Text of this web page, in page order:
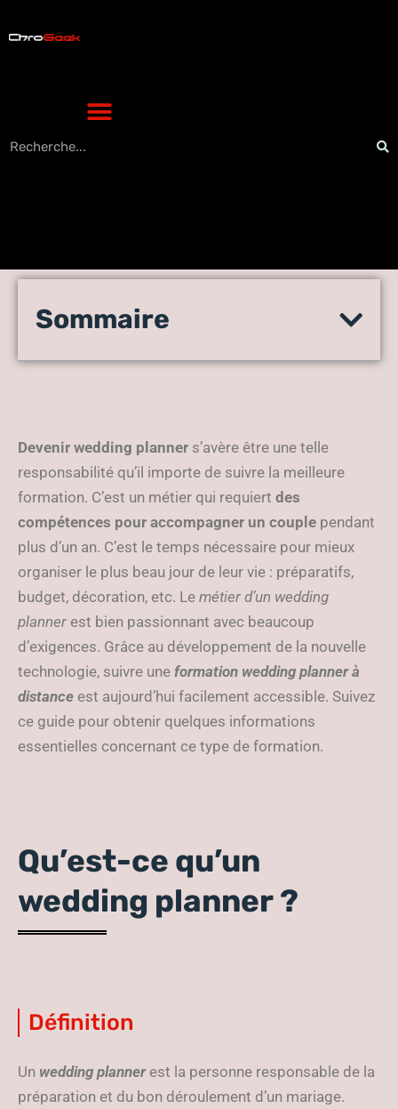
Devenir wedding planner
formations mariage en ligne
Sommaire
Devenir wedding planner s’avère être une telle
responsabilité qu’il importe de suivre la meilleure
formation. C’est un métier qui requiert des
compétences pour accompagner un couple pendant
plus d’un an. C’est le temps nécessaire pour mieux
organiser le plus beau jour de leur vie : préparatifs,
budget, décoration, etc. Le métier d’un wedding
planner est bien passionnant avec beaucoup
d’exigences. Grâce au développement de la nouvelle
technologie, suivre une formation wedding planner à
distance est aujourd’hui facilement accessible. Suivez
ce guide pour obtenir quelques informations
essentielles concernant ce type de formation.
Qu’est-ce qu’un
wedding planner ?
Définition
Un wedding plannerest la personne responsable de la
préparation et du bon déroulement d’un mariage.